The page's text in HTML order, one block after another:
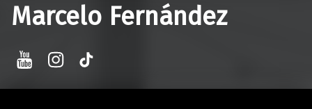
Marcelo Fernández
YouTube